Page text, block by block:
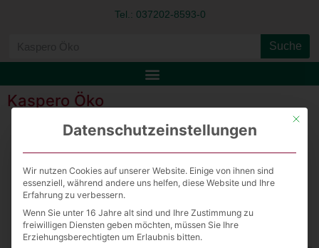
Tel.: 037202-8593-0
Suche
Kaspero Öko
Öko HA Kaspero
Download File
View Fullscreen
Mit
Datenschutzeinstellungen
Wir nutzen Cookies auf unserer Website. Einige von ihnen sind
essenziell, während andere uns helfen, diese Website und Ihre
Erfahrung zu verbessern.
Wenn Sie unter 16 Jahre alt sind und Ihre Zustimmung zu
freiwilligen Diensten geben möchten, müssen Sie Ihre
Erziehungsberechtigten um Erlaubnis bitten.